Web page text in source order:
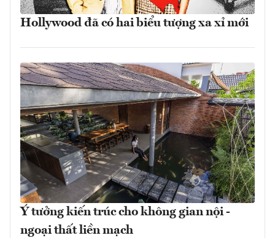
Hollywood đã có hai biểu tượng xa xỉ mới
Ý tưởng kiến trúc cho không gian nội -
ngoại thất liền mạch